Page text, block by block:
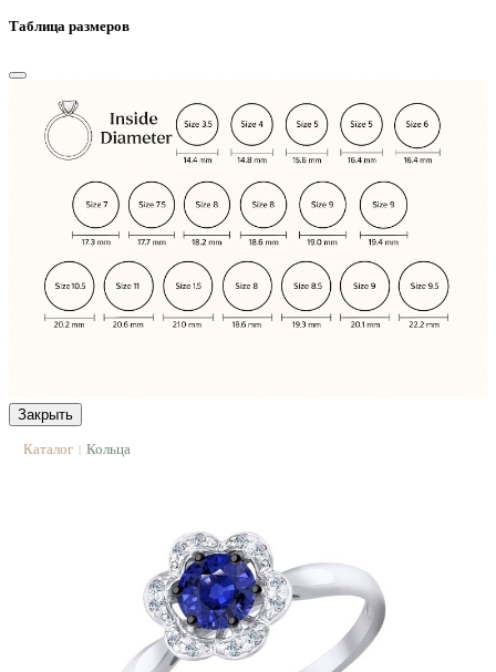
Таблица размеров
Закрыть
Каталог | Кольца